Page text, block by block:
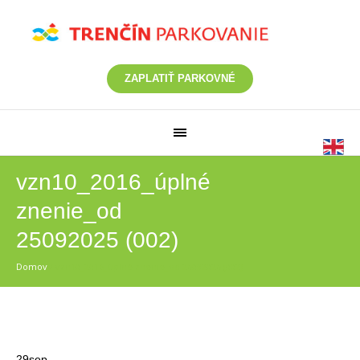
ZAPLATIŤ PARKOVNÉ
vzn10_2016_úplné
znenie_od
25092025 (002)
Domov